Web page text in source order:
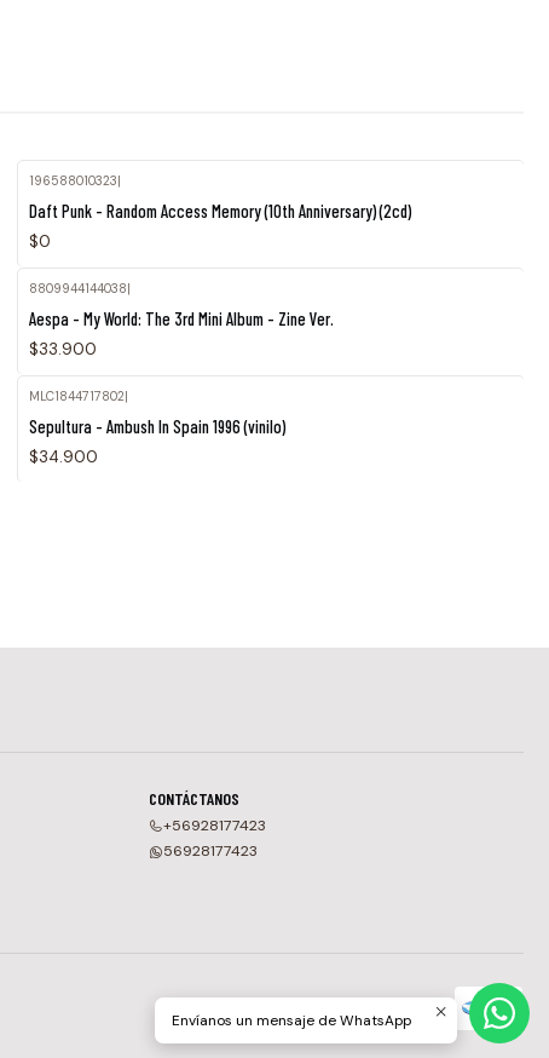
196588010323|
Daft Punk - Random Access Memory (10th Anniversary) (2cd)
$0
8809944144038|
Aespa - My World: The 3rd Mini Album - Zine Ver.
$33.900
MLC1844717802
Sepultura - Ambush In Spain 1996 (vinilo)
$34.900
CONTÁCTANOS
+56928177423
56928177423
Envíanos un mensaje de WhatsApp